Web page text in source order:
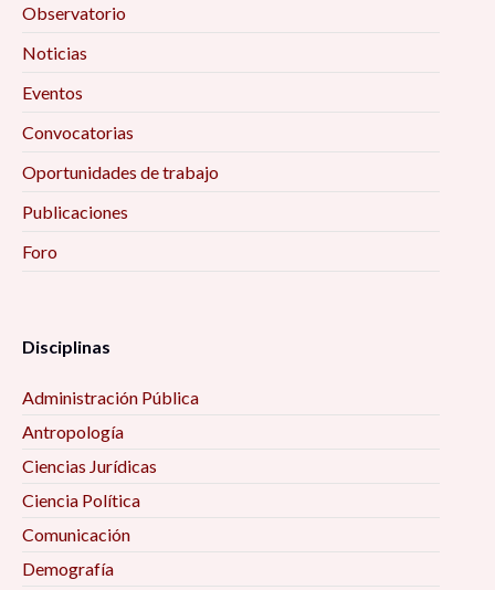
Observatorio
Noticias
Eventos
Convocatorias
Oportunidades de trabajo
Publicaciones
Foro
Disciplinas
Administración Pública
Antropología
Ciencias Jurídicas
Ciencia Política
Comunicación
Demografía